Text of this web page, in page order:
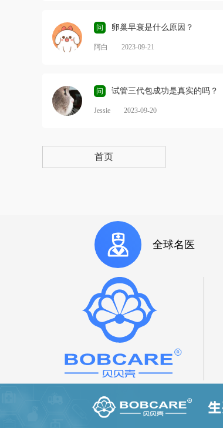
问 卵巢早衰是什么原因？
阿白 2023-09-21
问 试管三代包成功是真实的吗？
Jessie 2023-09-20
首页
全球名医